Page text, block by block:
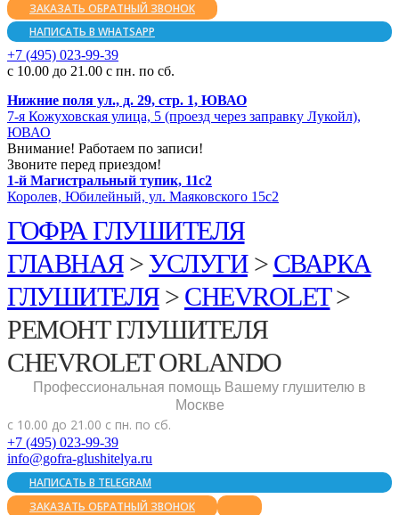
ЗАКАЗАТЬ ОБРАТНЫЙ ЗВОНОК
НАПИСАТЬ В WHATSAPP
+7 (495) 023-99-39
с 10.00 до 21.00 с пн. по сб.
Нижние поля ул., д. 29, стр. 1, ЮВАО
7-я Кожуховская улица, 5 (проезд через заправку Лукойл),
ЮВАО
Внимание! Работаем по записи!
Звоните перед приездом!
1-й Магистральный тупик, 11с2
Королев, Юбилейный, ул. Маяковского 15с2
ГОФРА ГЛУШИТЕЛЯ
ГЛАВНАЯ> УСЛУГИ> СВАРКА
ГЛУШИТЕЛЯ> CHEVROLET>
РЕМОНТ ГЛУШИТЕЛЯ
CHEVROLET ORLANDO
Профессиональная помощь Вашему глушителю в
Москве
с 10.00 до 21.00 с пн. по сб.
+7 (495) 023-99-39
info@gofra-glushitelya.ru
НАПИСАТЬ В TELEGRAM
ЗАКАЗАТЬ ОБРАТНЫЙ ЗВОНОК